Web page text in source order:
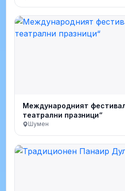
Международният
театрални празници“
Шумен